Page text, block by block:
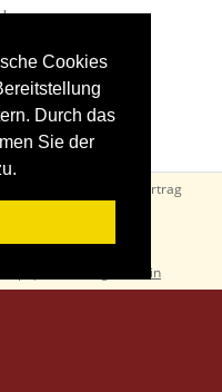
Cookies
Durch das
Sie der
Vertrag
Thermengutschein